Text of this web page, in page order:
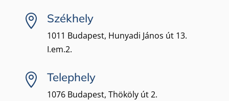
 Székhely
1011 Budapest, Hunyadi János út 13.
I.em.2.
 Telephely
1076 Budapest, Thököly út 2.